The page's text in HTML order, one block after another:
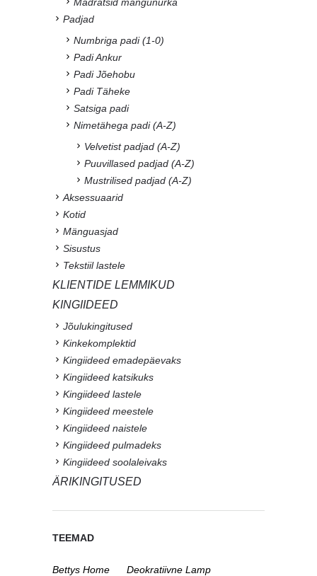
Padjad
Numbriga padi (1-0)
Padi Ankur
Padi Jõehobu
Padi Täheke
Satsiga padi
Nimetähega padi (A-Z)
Velvetist padjad (A-Z)
Puuvillased padjad (A-Z)
Mustrilised padjad (A-Z)
Aksessuaarid
Kotid
Mänguasjad
Sisustus
Tekstiil lastele
KLIENTIDE LEMMIKUD
KINGIIDEED
Jõulukingitused
Kinkekomplektid
Kingiideed emadepäevaks
Kingiideed katsikuks
Kingiideed lastele
Kingiideed meestele
Kingiideed naistele
Kingiideed pulmadeks
Kingiideed soolaleivaks
ÄRIKINGITUSED
TEEMAD
Bettys Home
Deokratiivne Lamp